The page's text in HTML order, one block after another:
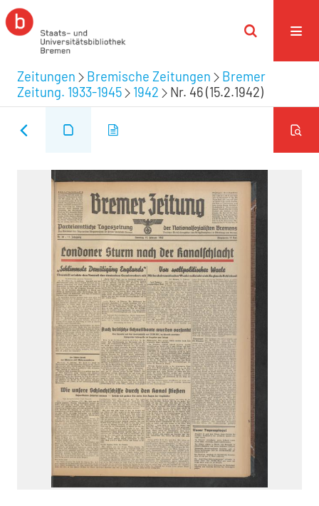
Zeitungen Bremische Zeitungen
Bremer
Zeitung. 1933-1945
1942 Nr. 46 (15.2.1942)